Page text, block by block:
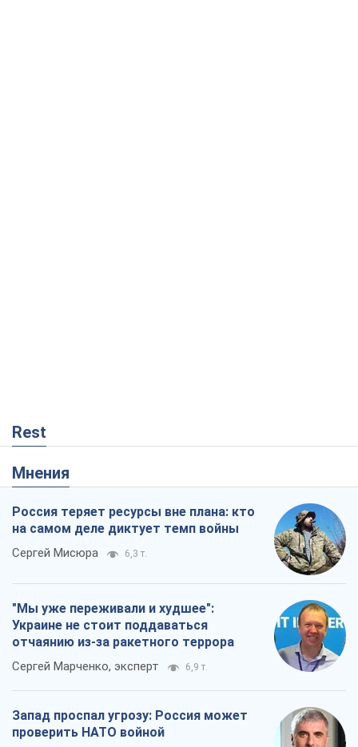
Rest
Мнения
Россия теряет ресурсы вне плана: кто
на самом деле диктует темп войны
Сергей Мисюра 6,3 т.
"Мы уже переживали и худшее":
Украине не стоит поддаваться
отчаянию из-за ракетного террора
Сергей Марченко, эксперт 6,9 т.
Запад проспал угрозу: Россия может
проверить НАТО войной